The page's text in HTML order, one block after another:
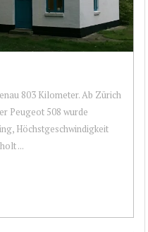
803 Kilometer. Ab Zürich
Peugeot 508 wurde
Höchstgeschwindigkeit
...